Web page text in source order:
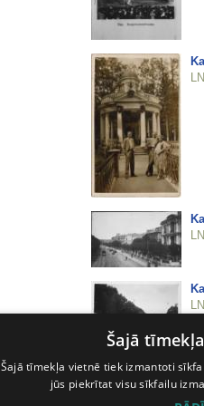
Šajā
Šajā tīmekļa vietnē tiek izmantoti
jūs piekrītat visu sīkfailu